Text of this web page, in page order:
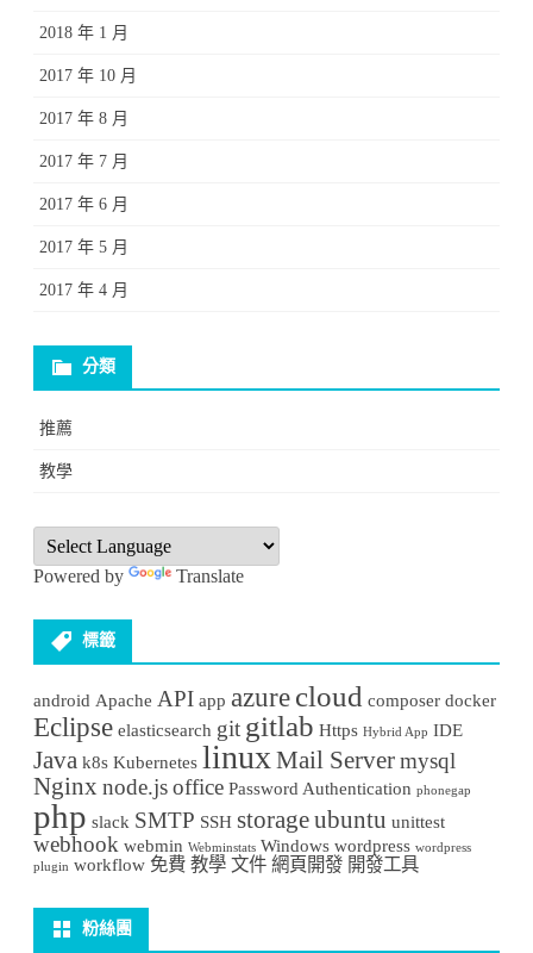
2018 年 1 月
2017 年 10 月
2017 年 8 月
2017 年 7 月
2017 年 6 月
2017 年 5 月
2017 年 4 月
分類
推薦
教學
Powered by Translate
標籤
android Apache API app azurecloud composer docker
Eclipse elasticsearch git gitlab Https Hybrid App IDE
Java k8s Kubernetes linux Mail Servermysql
Nginx node.jsoffice Password Authentication phonegap
php slack SMTP SSH storageubuntu unittest
webhook webmin Webminstats Windows wordpress wordpress
plugin workflow 免費 教學 文件 網頁開發 開發工具
粉絲團